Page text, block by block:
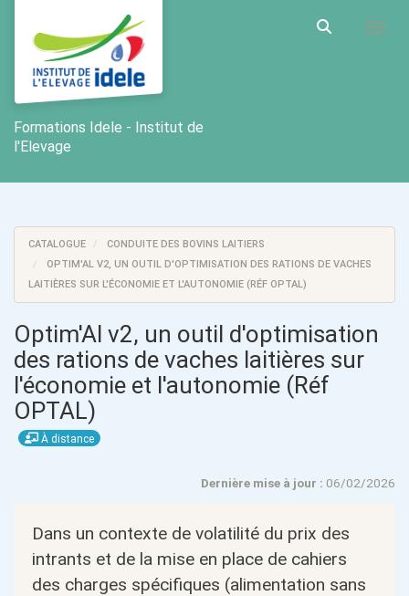
Aller au menu principal
Aller au contenu principal
Personnaliser l'interface
Formations Idele - Institut de
l'Elevage
CATALOGUE
CONDUITE DES BOVINS LAITIERS
OPTIM'AL V2, UN OUTIL D'OPTIMISATION DES RATIONS DE VACHES
LAITIÈRES SUR L'ÉCONOMIE ET L'AUTONOMIE (RÉF OPTAL)
Optim'Al v2, un outil d'optimisation
des rations de vaches laitières sur
l'économie et l'autonomie (Réf
OPTAL)
À distance
Dernière mise à jour : 06/02/2026
Dans un contexte de volatilité du prix des
intrants et de la mise en place de cahiers
des charges spécifiques (alimentation sans